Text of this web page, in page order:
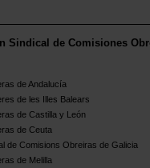
Sindical de Comisiones
de Andalucía
de les Illes Balears
de Castilla y León
de Ceuta
de Comisions Obreiras de Galicia
de Melilla